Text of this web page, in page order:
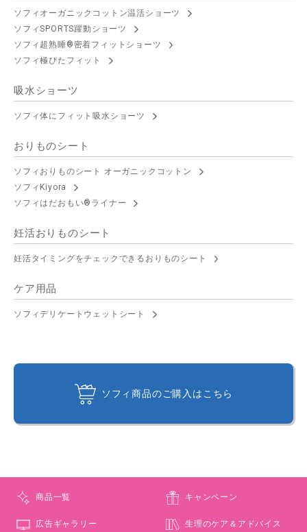
ソフィオーガニックコットン温活ショーツ
ソフィSPORTS躍動ショーツ
ソフィ超熟睡®密着フィットショーツ
ソフィ極ぴたフィット
吸水ショーツ
ソフィ体にフィット吸水ショーツ
おりものシート
ソフィおりものシート オーガニックコットン
ソフィKiyora
ソフィはだおもい®ライナー
妊活おりものシート
妊活タイミングをチェックできるおりものシート
ケア用品
ソフィデリケートウェットシート
ソフィ商品のご購入はこちら
商品一覧 キャンペーン
広告ギャラリー 生理のケア＆アドバイス